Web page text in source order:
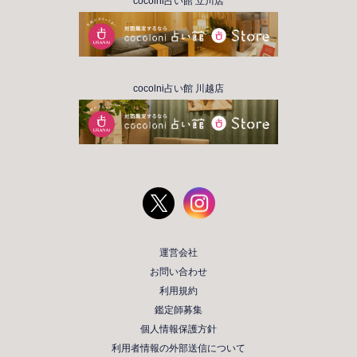
cocolni占い館 川越店
運営会社
お問い合わせ
利用規約
鑑定師募集
個人情報保護方針
利用者情報の外部送信について